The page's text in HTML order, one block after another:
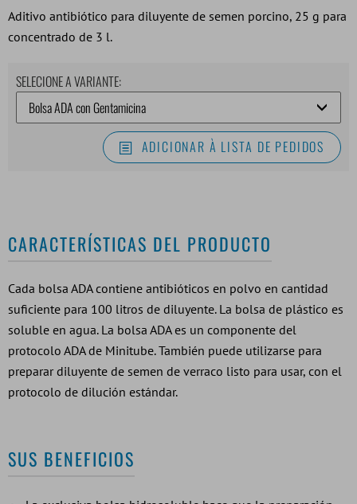
Aditivo antibiótico para diluyente de semen porcino, 25 g para
concentrado de 3 l.
SELECIONE A VARIANTE:
ADICIONAR À LISTA DE PEDIDOS
CARACTERÍSTICAS DEL PRODUCTO
Cada bolsa ADA contiene antibióticos en polvo en cantidad
suficiente para 100 litros de diluyente. La bolsa de plástico es
soluble en agua. La bolsa ADA es un componente del
protocolo ADA de Minitube. También puede utilizarse para
preparar diluyente de semen de verraco listo para usar, con el
protocolo de dilución estándar.
SUS BENEFICIOS